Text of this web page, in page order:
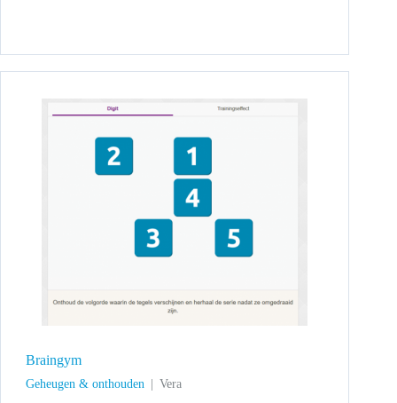
Braingym
Geheugen & onthouden Vera